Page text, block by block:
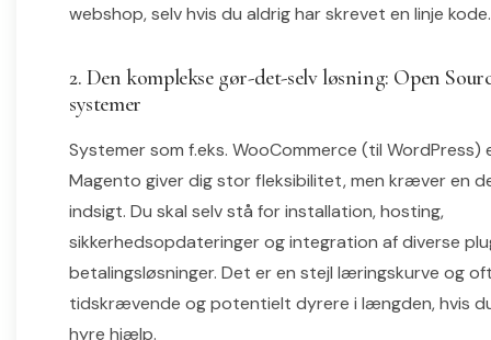
webshop, selv hvis du aldrig har skrevet en linje kode.
2. Den komplekse gør-det-selv løsning: Open
systemer
Systemer som f.eks. WooCommerce (til WordPress)
Magento giver dig stor fleksibilitet, men kræver en
indsigt. Du skal selv stå for installation, hosting,
sikkerhedsopdateringer og integration af diverse
betalingsløsninger. Det er en stejl læringskurve og
tidskrævende og potentielt dyrere i længden, hvis
hyre hjælp.